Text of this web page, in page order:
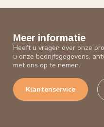
Meer informatie
Heeft u vragen over onze
u onze bedrijfsgegevens,
met ons op te nemen.
Klantenservice